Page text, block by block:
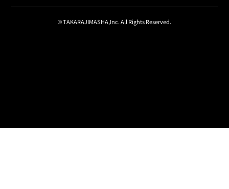
© TAKARAJIMASHA,Inc. All Rights Reserved.